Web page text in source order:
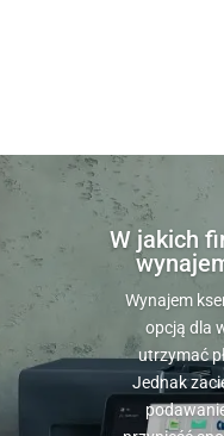
W jakich
Wynajem
opcją dla
utrzymać
Jednak